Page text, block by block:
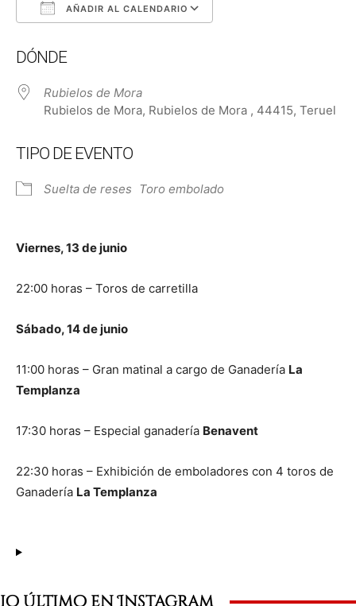
AÑADIR AL CALENDARIO
DÓNDE
Rubielos de Mora
Rubielos de Mora, Rubielos de Mora , 44415, Teruel
TIPO DE EVENTO
Suelta de reses Toro embolado
Viernes, 13 de junio
22:00 horas – Toros de carretilla
Sábado, 14 de junio
11:00 horas – Gran matinal a cargo de Ganadería La
Templanza
17:30 horas – Especial ganadería Benavent
22:30 horas – Exhibición de emboladores con 4 toros de
Ganadería La Templanza